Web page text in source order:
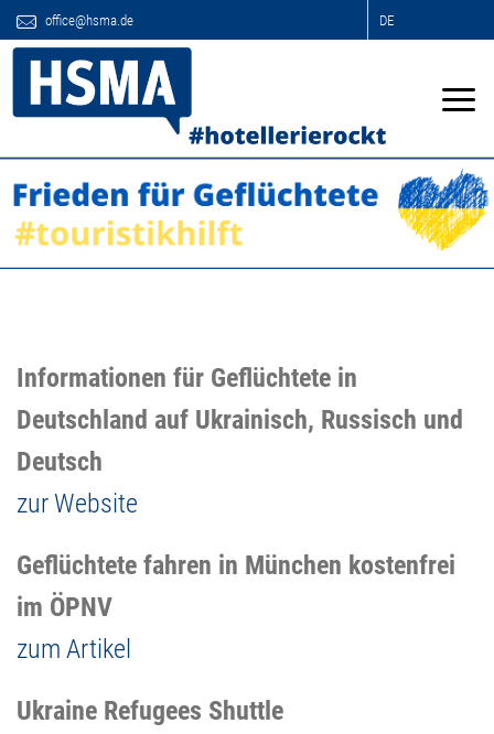
office@hsma.de DE
Previous Next
Informationen für Geflüchtete in
Deutschland auf Ukrainisch, Russisch und
Deutsch
zur Website
Geflüchtete fahren in München kostenfrei
im ÖPNV
zum Artikel
Ukraine Refugees Shuttle